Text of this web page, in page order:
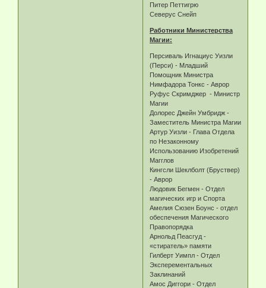
Питер Петтигрю
Северус Снейп
Работники Министерства
Магии:
Персиваль Игнациус Уизли
(Перси) - Младший
Помощник Министра
Нимфадора Тонкс - Аврор
Руфус Скримджер - Министр
Магии
Долорес Джейн Умбридж -
Заместитель Министра Магии
Артур Уизли - Глава Отдела
по Незаконному
Использованию Изобретений
Магглов
Кингсли Шеклболт (Бруствер)
- Аврор
Людовик Бегмен - Отдел
магических игр и Спорта
Амелия Сюзен Боунс - отдел
обеспечения Магического
Правопорядка
Арнольд Пеасгуд -
«стиратель» памяти
Гилберт Уимпл - Отдел
Эксперементальных
Заклинаний
Амос Диггори - Отдел